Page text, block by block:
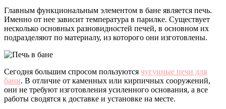
Главным функциональным элементом в бане является печь.
Именно от нее зависит температура в парилке. Существует
несколько основных разновидностей печей, в основном их
подразделяют по материалу, из которого они изготовлены.
Сегодня большим спросом пользуются чугунные печи для
бани. В отличие от каменных или кирпичных сооружений,
они не требуют изготовления усиленного основания, а все
работы сводятся к доставке и установке на месте.